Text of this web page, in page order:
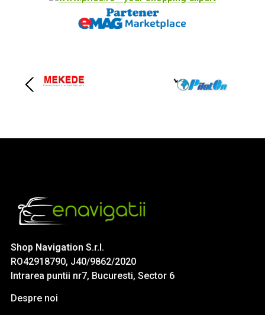
Shop Navigation S.r.l.
RO42918790, J40/9862/2020
Intrarea puntii nr7, Bucuresti, Sector 6
Despre noi